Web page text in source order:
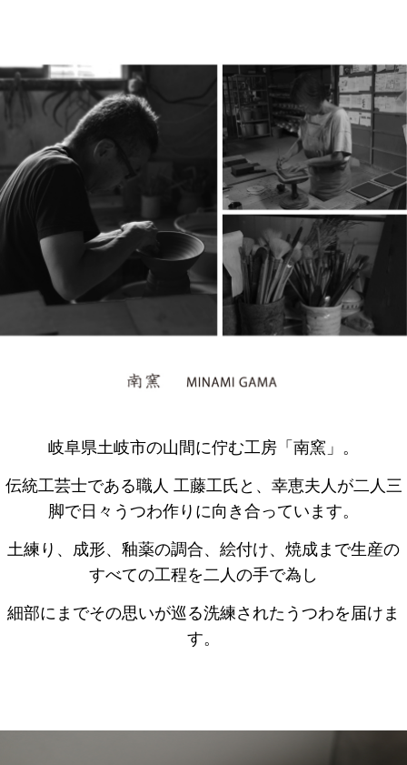
岐阜県土岐市の山間に佇む工房「南窯」。
伝統工芸士である職人 工藤工氏と、幸恵夫人が二人三
脚で日々うつわ作りに向き合っています。
土練り、成形、釉薬の調合、絵付け、焼成まで生産の
すべての工程を二人の手で為し
細部にまでその思いが巡る洗練されたうつわを届けま
す。